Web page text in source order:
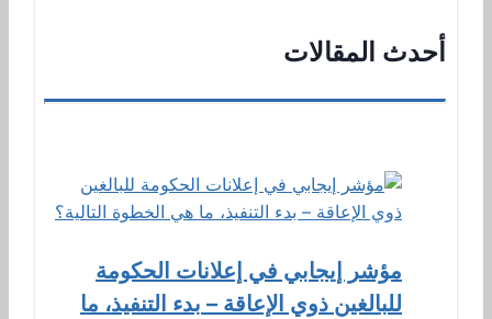
أحدث المقالات
مؤشر إيجابي في إعلانات الحكومة
للبالغين ذوي الإعاقة – بدء التنفيذ، ما